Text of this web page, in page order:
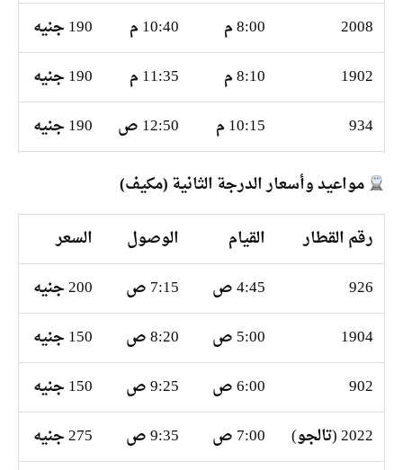
2008
8:00 م 10:40 م
190 جنيه
1902
8:10 م 11:35 م
190 جنيه
934
10:15 م 12:50 ص
190 جنيه
مواعيد وأسعار الدرجة الثانية (مكيف)
رقم القطار
القيام الوصول
السعر
926
4:45 ص 7:15 ص
200 جنيه
1904
5:00 ص 8:20 ص
150 جنيه
902
6:00 ص 9:25 ص
150 جنيه
2022 (تالجو)
7:00 ص 9:35 ص 275 جنيه